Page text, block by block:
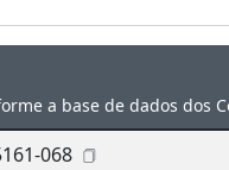
a base de dados dos
068